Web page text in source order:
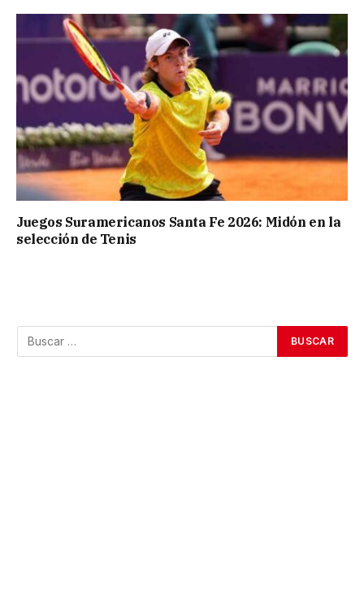
Juegos Suramericanos Santa Fe 2026: Midón en la
selección de Tenis